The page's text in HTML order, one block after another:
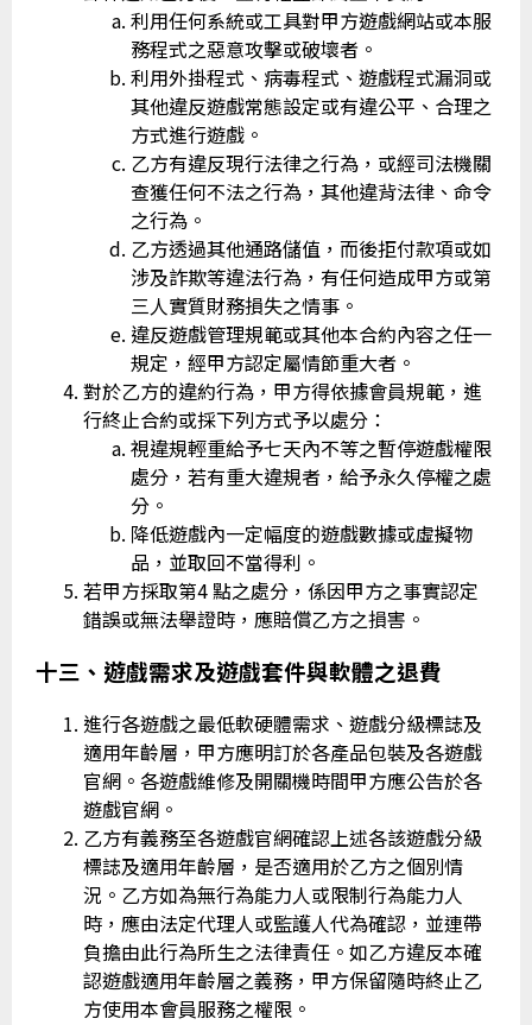
利用任何系統或工具對甲方遊戲網站或本服
務程式之惡意攻擊或破壞者。
利用外掛程式、病毒程式、遊戲程式漏洞或
其他違反遊戲常態設定或有違公平、合理之
方式進行遊戲。
乙方有違反現行法律之行為，或經司法機關
查獲任何不法之行為，其他違背法律、命令
之行為。
乙方透過其他通路儲值，而後拒付款項或如
涉及詐欺等違法行為，有任何造成甲方或第
三人實質財務損失之情事。
違反遊戲管理規範或其他本合約內容之任一
規定，經甲方認定屬情節重大者。
對於乙方的違約行為，甲方得依據會員規範，進
行終止合約或採下列方式予以處分：
視違規輕重給予七天內不等之暫停遊戲權限
處分，若有重大違規者，給予永久停權之處
分。
降低遊戲內一定幅度的遊戲數據或虛擬物
品，並取回不當得利。
若甲方採取第4 點之處分，係因甲方之事實認定
錯誤或無法舉證時，應賠償乙方之損害。
十三、遊戲需求及遊戲套件與軟體之退費
進行各遊戲之最低軟硬體需求、遊戲分級標誌及
適用年齡層，甲方應明訂於各產品包裝及各遊戲
官網。各遊戲維修及開關機時間甲方應公告於各
遊戲官網。
乙方有義務至各遊戲官網確認上述各該遊戲分級
標誌及適用年齡層，是否適用於乙方之個別情
況。乙方如為無行為能力人或限制行為能力人
時，應由法定代理人或監護人代為確認，並連帶
負擔由此行為所生之法律責任。如乙方違反本確
認遊戲適用年齡層之義務，甲方保留隨時終止乙
方使用本會員服務之權限。